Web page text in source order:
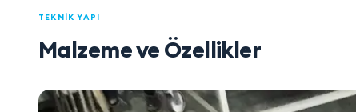
TEKNIK YAPI
Malzeme ve Özellikler